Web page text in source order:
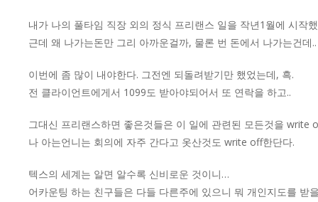
내가 나의 풀타임 직장 외의 정식 프리랜스 일을 작년1월에 시
근데 왜 나가는돈만 그리 아까운걸까, 물론 번 돈에서 나가는건데
이번에 좀 많이 내야한다. 그전엔 되돌려받기만 했었는데, 흑.
전 클라이언트에게서 1099도 받아야되어서 또 연락을 하고..
그대신 프리랜스하면 좋은것들은 이 일에 관련된 모든것을
나 아는언니는 회의에 자주 간다고 옷산것도 write off한단다.
텍스의 세계는 알면 알수록 신비로운 것이니…
어카운팅 하는 친구들은 다들 다른주에 있으니 뭐 개인지도를 받